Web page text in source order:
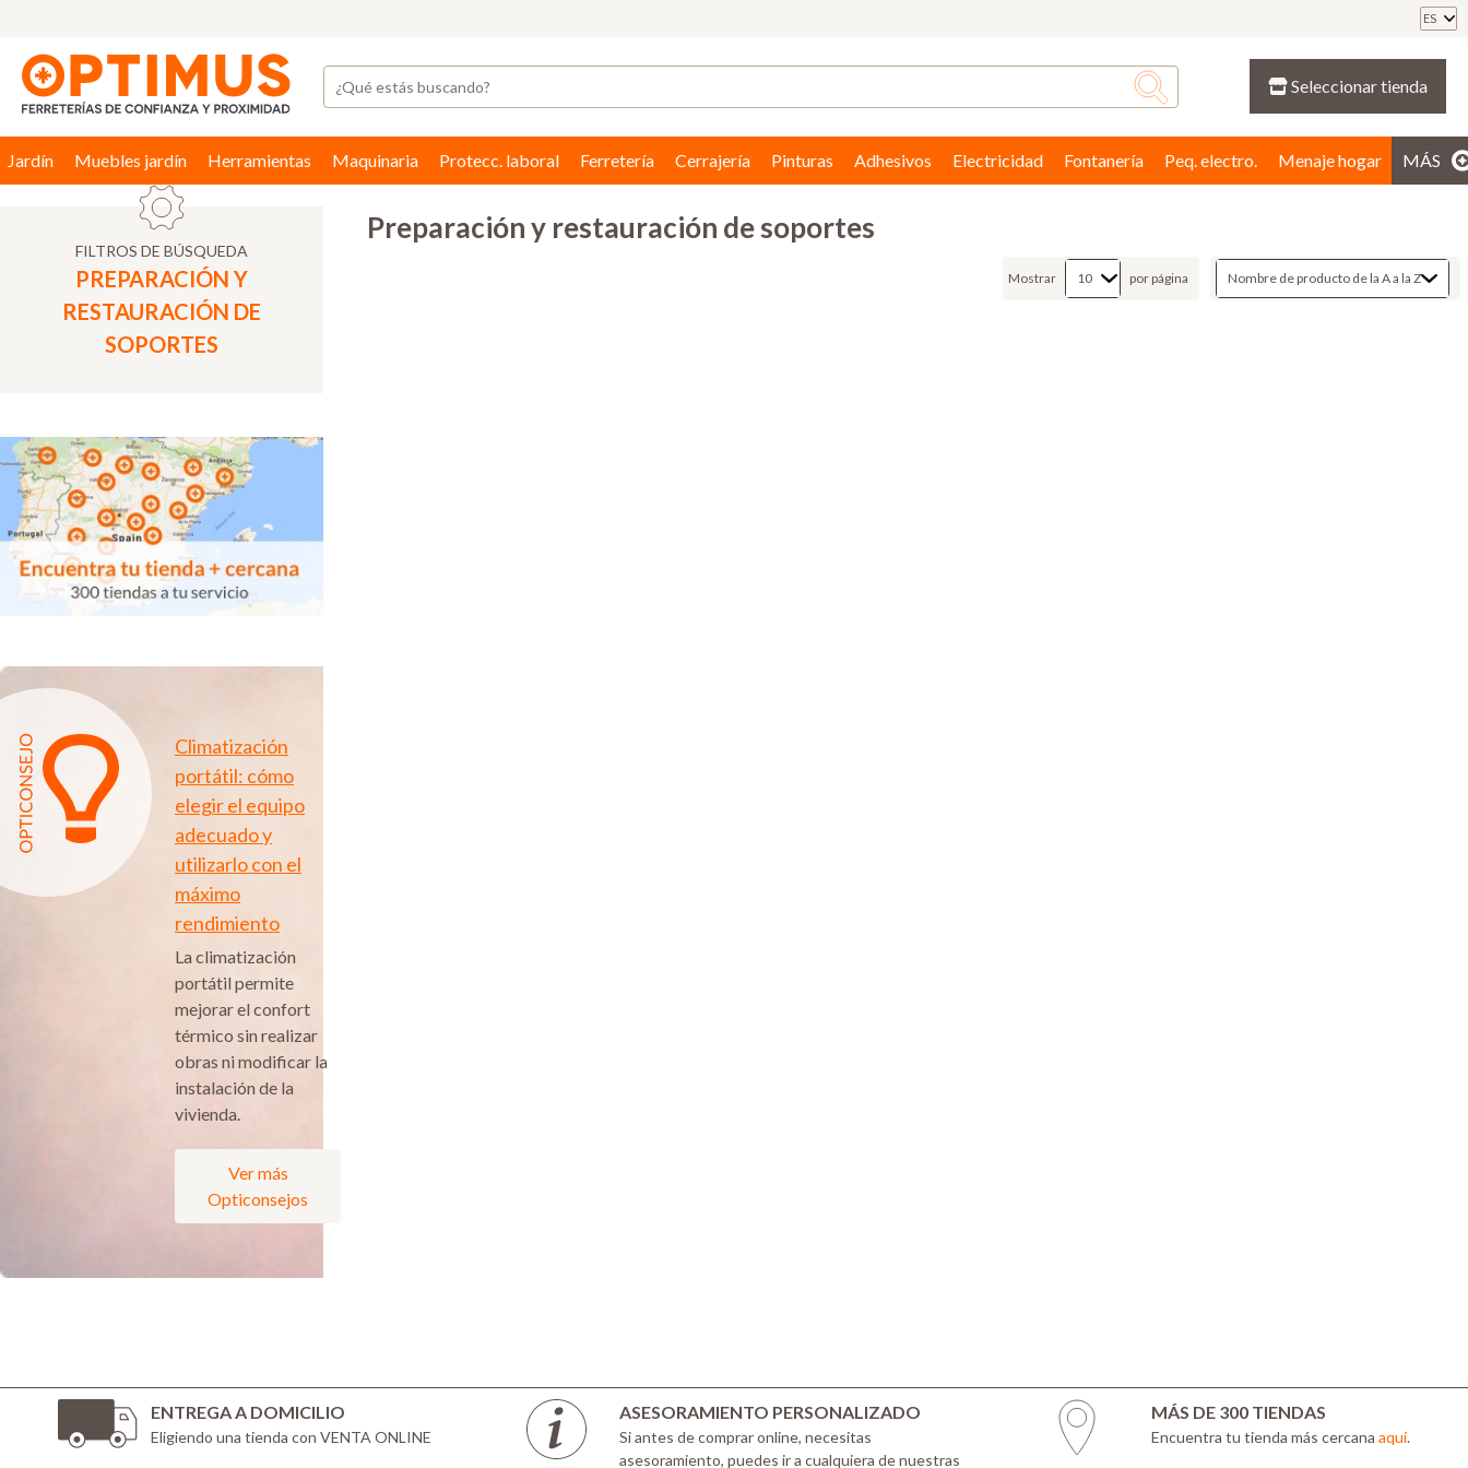
ES
Seleccionar tienda
Jardín Muebles jardín Herramientas Maquinaria Protecc. laboral Ferretería Cerrajería Pinturas Adhesivos Electricidad Fontanería Peq. electro. Menaje hogar MÁS
FILTROS DE BÚSQUEDA
PREPARACIÓN Y
RESTAURACIÓN DE
SOPORTES
Climatización
portátil: cómo
elegir el equipo
adecuado y
utilizarlo con el
máximo
rendimiento
La climatización
portátil permite
mejorar el confort
térmico sin realizar
obras ni modificar la
instalación de la
vivienda.
Ver más
Opticonsejos
Preparación y restauración de soportes
Mostrar por página
ENTREGA A DOMICILIO
Eligiendo una tienda con VENTA ONLINE
ASESORAMIENTO PERSONALIZADO
Si antes de comprar online, necesitas
asesoramiento, puedes ir a cualquiera de nuestras
MÁS DE 300 TIENDAS
Encuentra tu tienda más cercana aquí.